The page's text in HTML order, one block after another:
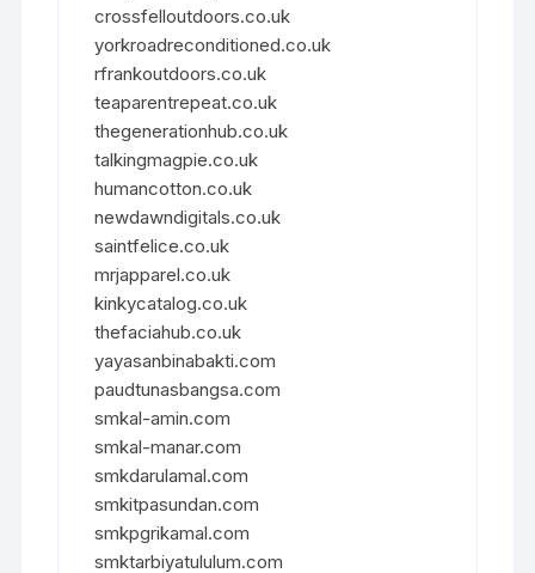
crossfelloutdoors.co.uk
yorkroadreconditioned.co.uk
rfrankoutdoors.co.uk
teaparentrepeat.co.uk
thegenerationhub.co.uk
talkingmagpie.co.uk
humancotton.co.uk
newdawndigitals.co.uk
saintfelice.co.uk
mrjapparel.co.uk
kinkycatalog.co.uk
thefaciahub.co.uk
yayasanbinabakti.com
paudtunasbangsa.com
smkal-amin.com
smkal-manar.com
smkdarulamal.com
smkitpasundan.com
smkpgrikamal.com
smktarbiyatululum.com